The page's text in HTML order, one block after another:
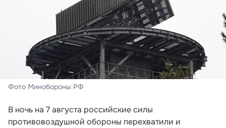
Фото Минобороны РФ
В ночь на 7 августа российские силы
противовоздушной обороны перехватили и